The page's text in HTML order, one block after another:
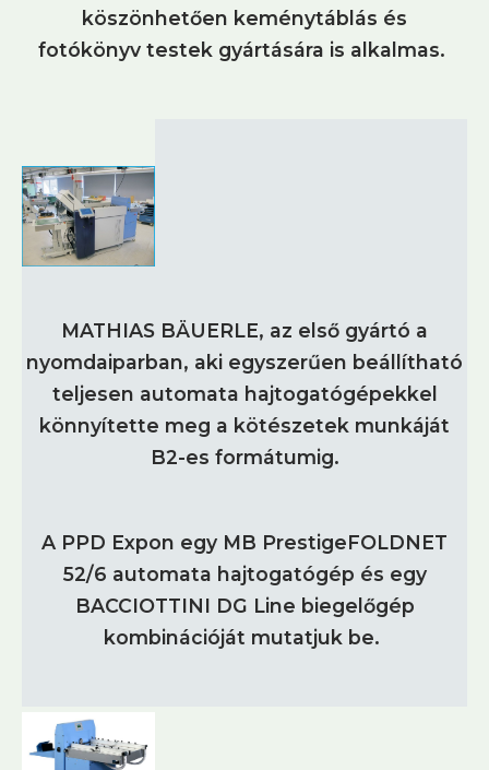
köszönhetően keménytáblás és
fotókönyv testek gyártására is alkalmas.
MATHIAS BÄUERLE, az első gyártó a
nyomdaiparban, aki egyszerűen beállítható
teljesen automata hajtogatógépekkel
könnyítette meg a kötészetek munkáját
B2-es formátumig.
A PPD Expon egy MB PrestigeFOLDNET
52/6 automata hajtogatógép és egy
BACCIOTTINI DG Line biegelőgép
kombinációját mutatjuk be.